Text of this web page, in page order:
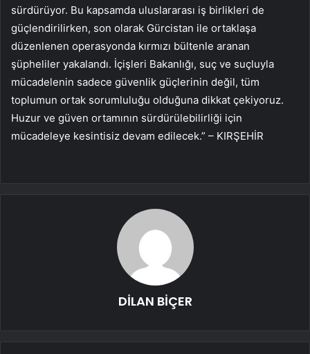
sürdürüyor. Bu kapsamda uluslararası iş birlikleri de
güçlendirilirken, son olarak Gürcistan ile ortaklaşa
düzenlenen operasyonda kırmızı bültenle aranan
şüpheliler yakalandı. İçişleri Bakanlığı, suç ve suçluyla
mücadelenin sadece güvenlik güçlerinin değil, tüm
toplumun ortak sorumluluğu olduğuna dikkat çekiyoruz.
Huzur ve güven ortamının sürdürülebilirliği için
mücadeleye kesintisiz devam edilecek.” – KIRŞEHİR
DİLAN BİÇER